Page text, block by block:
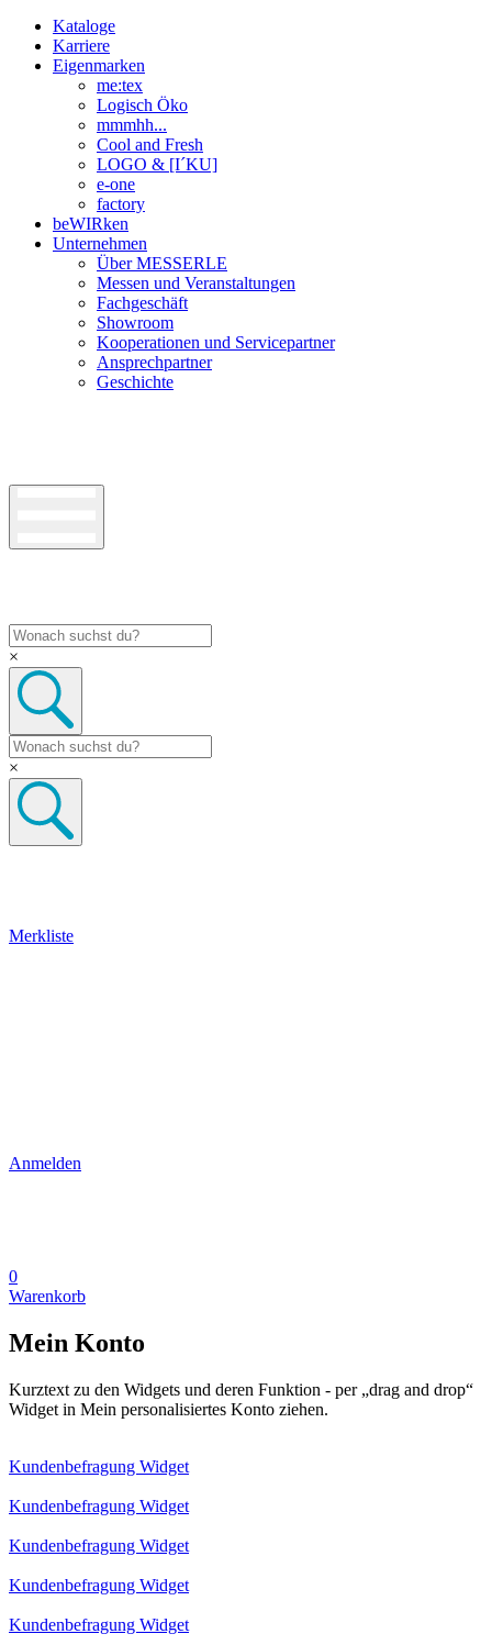
Kataloge
Karriere
Eigenmarken
me:tex
Logisch Öko
mmmhh...
Cool and Fresh
LOGO & [I´KU]
e-one
factory
beWIRken
Unternehmen
Über MESSERLE
Messen und Veranstaltungen
Fachgeschäft
Showroom
Kooperationen und Servicepartner
Ansprechpartner
Geschichte
×
×
Merkliste
Anmelden
0
Warenkorb
Mein Konto
Kurztext zu den Widgets und deren Funktion - per „drag and drop“
Widget in Mein personalisiertes Konto ziehen.
Kundenbefragung Widget
Kundenbefragung Widget
Kundenbefragung Widget
Kundenbefragung Widget
Kundenbefragung Widget